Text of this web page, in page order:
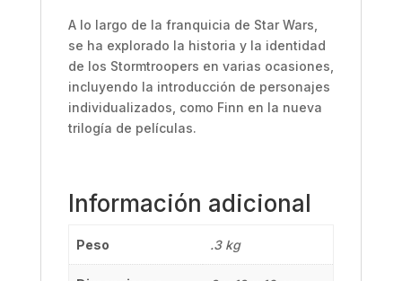
A lo largo de la franquicia de Star Wars,
se ha explorado la historia y la identidad
de los Stormtroopers en varias ocasiones,
incluyendo la introducción de personajes
individualizados, como Finn en la nueva
trilogía de películas.
Información adicional
Peso .3 kg